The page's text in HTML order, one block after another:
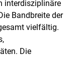
interdisziplinäre
Bandbreite der
vielfältig.
,
Die